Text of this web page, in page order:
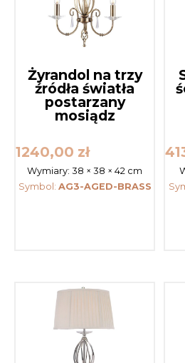
Żyrandol na trzy
źródła światła
postarzany
mosiądz
1240,00 zł
Wymiary:38 × 38 × 42 cm
Symbol: AG3-AGED-BRASS